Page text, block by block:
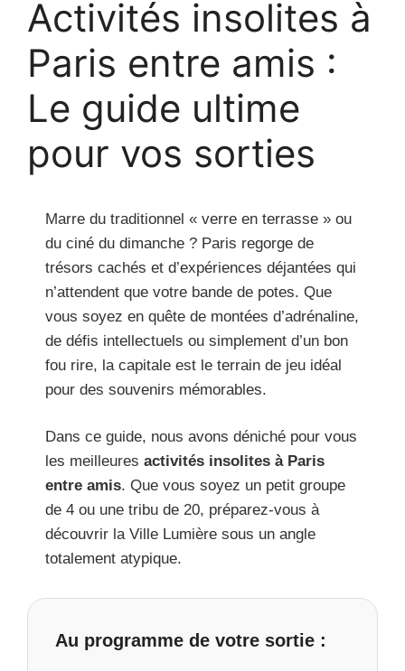
Activités insolites à
Paris entre amis :
Le guide ultime
pour vos sorties
Marre du traditionnel « verre en terrasse » ou
du ciné du dimanche ? Paris regorge de
trésors cachés et d’expériences déjantées qui
n’attendent que votre bande de potes. Que
vous soyez en quête de montées d’adrénaline,
de défis intellectuels ou simplement d’un bon
fou rire, la capitale est le terrain de jeu idéal
pour des souvenirs mémorables.
Dans ce guide, nous avons déniché pour vous
les meilleures activités insolites à Paris
entre amis. Que vous soyez un petit groupe
de 4 ou une tribu de 20, préparez-vous à
découvrir la Ville Lumière sous un angle
totalement atypique.
Au programme de votre sortie :